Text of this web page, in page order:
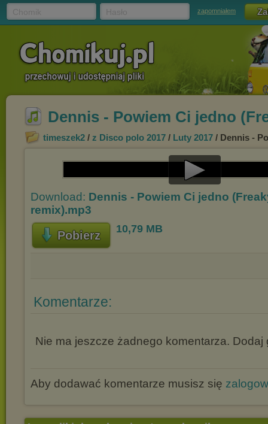
zapomniałem
Dennis - Powiem Ci jedno
timeszek2 / z Disco polo 2017 / Luty 2017 / Dennis -
Play
Download: Dennis - Powiem Ci jedno
remix).mp3
Pobierz 10,79 MB
Komentarze:
Nie ma jeszcze żadnego komentarza. Dodaj
Aby dodawać komentarze musisz się